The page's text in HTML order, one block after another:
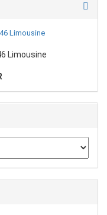
Limousine